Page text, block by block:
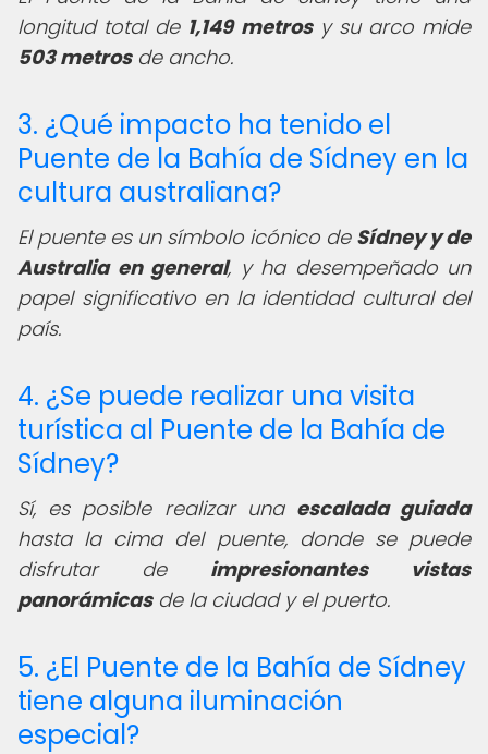
longitud total de 1,149 metrosy su arco mide
503 metrosde ancho.
3. ¿Qué impacto ha tenido el
Puente de la Bahía de Sídney en la
cultura australiana?
El puente es un símbolo icónico de Sídney y de
Australia en general, y ha desempeñado un
papel significativo en la identidad cultural del
país.
4. ¿Se puede realizar una visita
turística al Puente de la Bahía de
Sídney?
Sí, es posible realizar una escalada guiada
hasta la cima del puente, donde se puede
disfrutar de impresionantes vistas
panorámicasde la ciudad y el puerto.
5. ¿El Puente de la Bahía de Sídney
tiene alguna iluminación
especial?